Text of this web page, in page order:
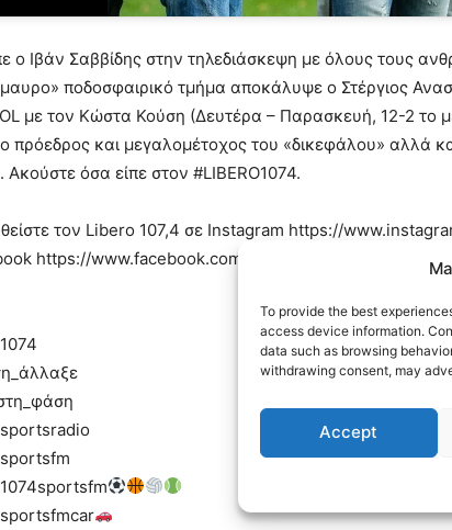
To provide the best
access device information.
data such as browsing
withdrawing consent, may
Accept
ο Ιβάν Σαββίδης στην τηλεδιάσκεψη με όλους τους
ποδοσφαιρικό τμήμα αποκάλυψε ο Στέργιος
με τον Κώστα Κούση (Δευτέρα – Παρασκευή, 12-2 το
πρόεδρος και μεγαλομέτοχος του «δικεφάλου» αλλά και
Ακούστε όσα είπε στον #LIBERO1074.
τον Libero 107,4 σε Ιnstagram https://
https://www.facebook.com/liberofm